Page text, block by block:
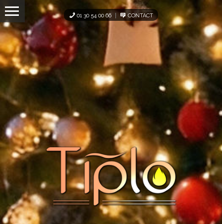
Panneau de gestion des cookies
01 30 54 00 66 CONTACT